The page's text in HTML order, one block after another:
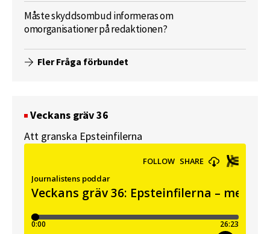
Måste skyddsombud informeras om
omorganisationer på redaktionen?
Fler Fråga förbundet
Veckans gräv 36
Att granska Epsteinfilerna